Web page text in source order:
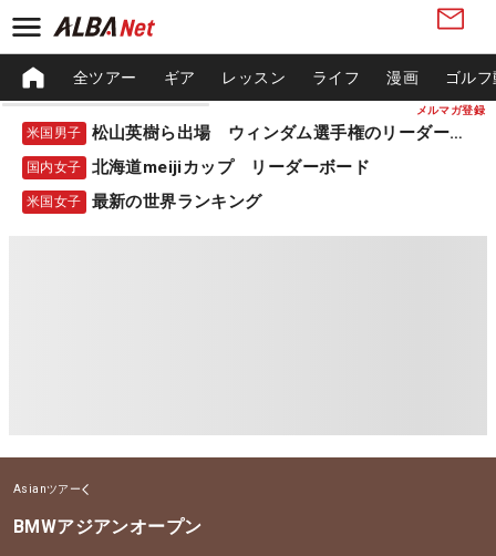
メルマガ登録
全ツアー ギア レッスン ライフ 漫画 ゴル
米国男子 松山英樹ら出場 ウィンダム選手権のリーダーボード
国内女子 北海道meijiカップ リーダーボード
米国女子 最新の世界ランキング
Asianツアー
BMWアジアンオープン